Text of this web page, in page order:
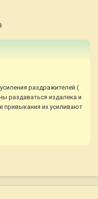
раздражителей (
раздаваться издалека и
привыкания их усиливают